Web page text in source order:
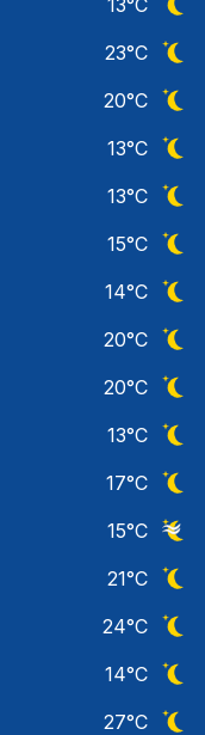
23°C
20°C
13°C
13°C
15°C
14°C
20°C
20°C
13°C
17°C
15°C
21°C
24°C
14°C
27°C